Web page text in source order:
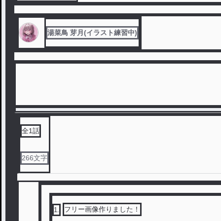
湯菜鳥 芽月(イラスト練習中)
全1話
266文字
1 フリー画像作りました！